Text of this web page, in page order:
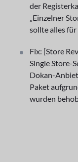
der
„Einzelner
sollte alles
Fix: [Store
Single Store-
Dokan-
Paket
wurden